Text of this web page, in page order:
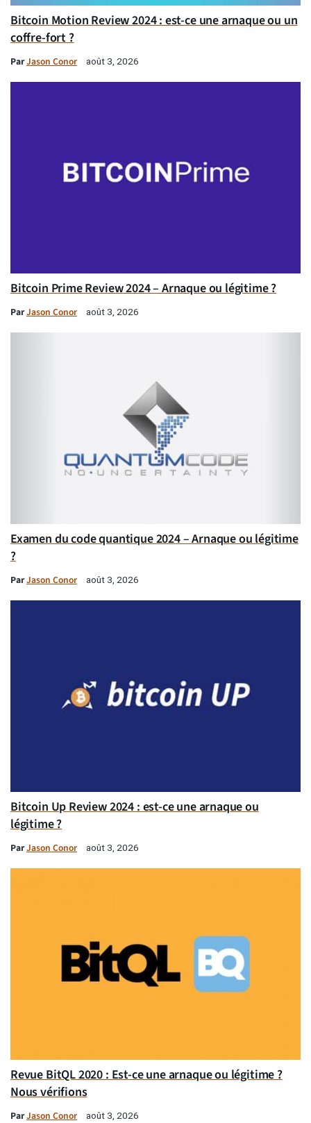
Bitcoin Motion Review 2024 : est-ce une arnaque ou un
coffre-fort ?
ParJason Conor août 3, 2026
Bitcoin Prime Review 2024 – Arnaque ou légitime ?
ParJason Conor août 3, 2026
Examen du code quantique 2024 – Arnaque ou légitime
?
ParJason Conor août 3, 2026
Bitcoin Up Review 2024 : est-ce une arnaque ou
légitime ?
ParJason Conor août 3, 2026
Revue BitQL 2020 : Est-ce une arnaque ou légitime ?
Nous vérifions
ParJason Conor août 3, 2026